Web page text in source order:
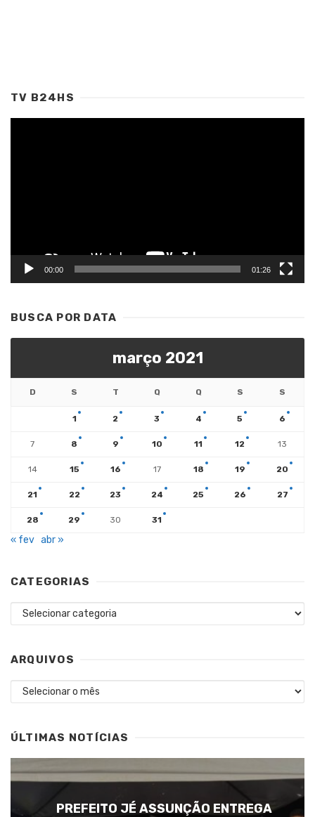
TV B24HS
00:00 01:26
BUSCA POR DATA
março 2021
D S T Q Q S S
1 2 3 4 5 6
7 8 9 10 11 12 13
14 15 16 17 18 19 20
21 22 23 24 25 26 27
28 29 30 31
« fev abr »
CATEGORIAS
Categorias
ARQUIVOS
Arquivos
ÚLTIMAS NOTÍCIAS
PREFEITO JÉ ASSUNÇÃO ENTREGA